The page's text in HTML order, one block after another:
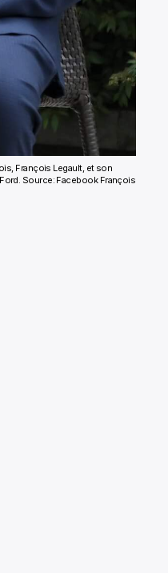
François Legault, et son
Source: Facebook François